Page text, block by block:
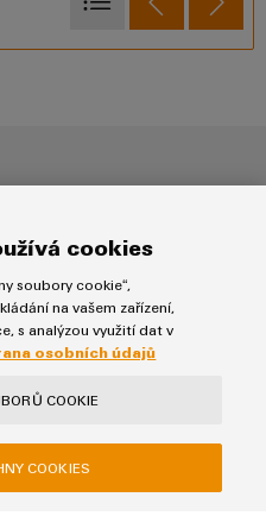
prostředí (REACH,
na:green-
cookies
soubory cookie“,
na vašem zařízení,
s analýzou využití dat v
osobních údajů
COOKIE
COOKIES